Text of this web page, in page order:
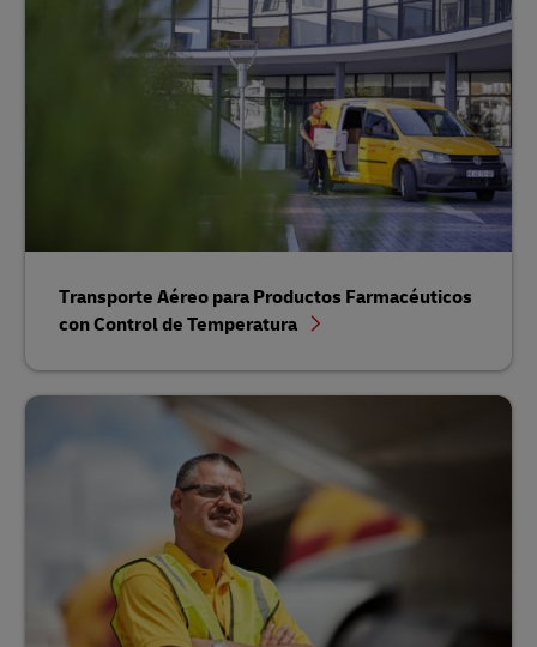
Transporte Aéreo para Productos Farmacéuticos
con Control de Temperatura